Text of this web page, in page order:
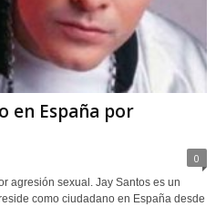
en España por
0
agresión sexual. Jay Santos es un
como ciudadano en España desde